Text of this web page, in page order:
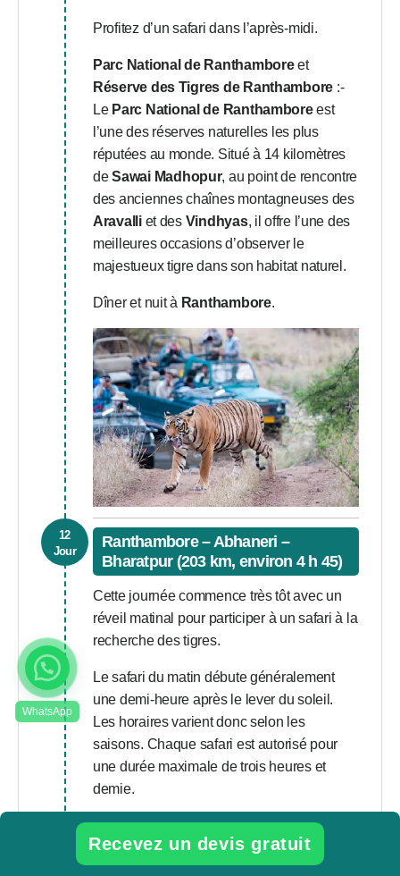
Profitez d’un safari dans l’après-midi.
Parc National de Ranthamboreet
Réserve des Tigres de Ranthambore :-
Le Parc National de Ranthamboreest
l’une des réserves naturelles les plus
réputées au monde. Situé à 14 kilomètres
deSawai Madhopur, au point de rencontre
des anciennes chaînes montagneuses des
Aravalliet des Vindhyas, il offre l’une des
meilleures occasions d’observer le
majestueux tigre dans son habitat naturel.
Dîner et nuit à Ranthambore.
12
Jour
Ranthambore – Abhaneri –
Bharatpur (203 km, environ 4 h 45)
Cette journée commence très tôt avec un
réveil matinal pour participer à un safari à la
recherche des tigres.
Le safari du matin débute généralement
une demi-heure après le lever du soleil.
Les horaires varient donc selon les
saisons. Chaque safari est autorisé pour
une durée maximale de trois heures et
demie.
Retour à l’hôtel pour le petit-déjeuner, puis
départ vers Bharatpur.
Recevez un devis gratuit